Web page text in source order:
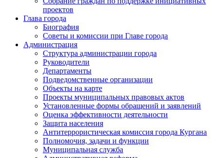
проектов
Глава города
Биография
Советы и комиссии при Главе города
Администрация
Структура администрации города
Руководители
Департаменты
Подведомственные организации
Объекты на карте
Проекты муниципальных правовых актов
Установленные формы обращений и заявлений
Оценка эффективности деятельности
Защита населения
Антитеррористическая комиссия города Кургана
Полномочия, задачи и функции
Муниципальная служба